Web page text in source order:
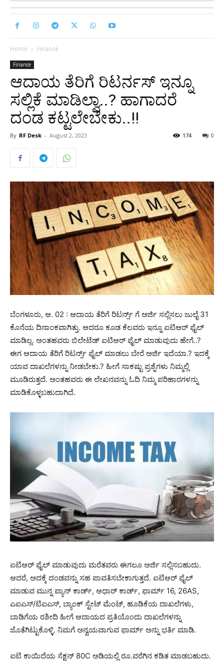
Home Finance
Finance
ಆದಾಯ ತೆರಿಗೆ ರಿಟರ್ನಸ್ ಇನ್ನೂ
ಸಲ್ಲಿಕೆ ಮಾಡಿಲ್ವಾ..? ಹಾಗಾದರೆ
ದಂಡ ಕಟ್ಟಲೇಬೇಕು..!!
By RF Desk - August 2, 2023 0
174
ಬೆಂಗಳೂರು, ಆ. 02 : ಆದಾಯ ತೆರಿಗೆ ರಿಟರ್ನ್ಸ್ ಗೆ ಅರ್ಜಿ ಸಲ್ಲಿಸಲು ಜುಲೈ 31
ಕೊನೆಯ ದಿನಾಂಕವಾಗಿತ್ತು. ಆದರೂ ಕೂಡ ಕೆಲವರು ಇನ್ನೂ ಐಟಿಆರ್ ಫೈಲ್
ಮಾಡಿಲ್ಲ. ಅಂತಹವರು ಬಿಲೇಟೆಡ್ ಐಟಿಆರ್ ಫೈಲ್ ಮಾಡುವುದು ಹೇಗೆ..?
ಈಗ ಆದಾಯ ತೆರಿಗೆ ರಿಟರ್ನ್ಸ್ ಫೈಲ್ ಮಾಡಲು ಬೇರೆ ಅರ್ಜಿ ಇದೆಯಾ.? ಇದಕ್ಕೆ
ಯಾವ ದಾಖಲೆಗಳನ್ನು ನೀಡಬೇಕು.? ಹೀಗೆ ಸಾಕಷ್ಟು ಪ್ರಶ್ನೆಗಳು ನಿಮ್ಮಲ್ಲಿ
ಮೂಡಿರುತ್ತದೆ. ಅಂತಹವರು ಈ ಲೇಖನವನ್ನು ಓದಿ ನಿಮ್ಮ ಪರಿಹಾರಗಳನ್ನು
ಮಾಡಿಕೊಳ್ಳಬಹುದಾಗಿದೆ.
ಐಟಿಆರ್ ಫೈಲ್ ಮಾಡುವುದು ಮರೆತವರು ಈಗಲೂ ಅರ್ಜಿ ಸಲ್ಲಿಸಬಹುದು.
ಆದರೆ, ಅದಕ್ಕೆ ದಂಡವನ್ನು ಸಹ ಪಾವತಿಸಬೇಕಾಗುತ್ತದೆ. ಐಟಿಆರ್ ಫೈಲ್
ಮಾಡುವ ಮುನ್ನ ಪ್ಯಾನ್ ಕಾರ್ಡ್, ಆಧಾರ್ ಕಾರ್ಡ್, ಫಾರ್ಮ್ 16, 26AS,
ಎಐಎಸ್/ಟಿಐಎಸ್, ಬ್ಯಾಂಕ್ ಸ್ಟೇಟ್ ಮೆಂಟ್, ಹೂಡಿಕೆಯ ದಾಖಲೆಗಳು,
ಬಾಡಿಗೆಯ ರಶೀದಿ ಹೀಗೆ ಆದಾಯದ ಪ್ರತಿಯೊಂದು ದಾಖಲೆಗಳನ್ನು
ಜೊತೆಗಿಟ್ಟುಕೊಳ್ಳಿ. ನಿಮಗೆ ಅನ್ವಯವಾಗುವ ಫಾರ್ಮ್ ಅನ್ನು ಭರ್ತಿ ಮಾಡಿ.
ಐಟಿ ಕಾಯಿದೆಯ ಸೆಕ್ಷನ್ 80C ಅಡಿಯಲ್ಲಿ ರೂ.ವರೆಗಿನ ಕಡಿತ ಮಾಡಬಹುದು.